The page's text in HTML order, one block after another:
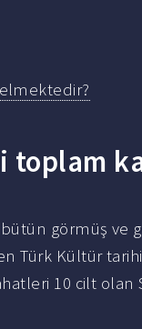
görmüş
Türk Kültür
10 cilt